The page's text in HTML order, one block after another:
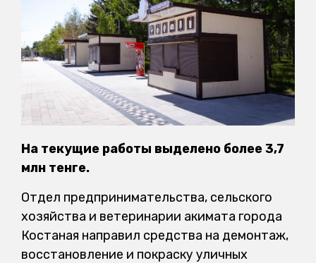
На текущие работы выделено более 3,7
млн тенге.
Отдел предпринимательства, сельского
хозяйства и ветеринарии акимата города
Костаная направил средства на демонтаж,
восстановление и покраску уличных